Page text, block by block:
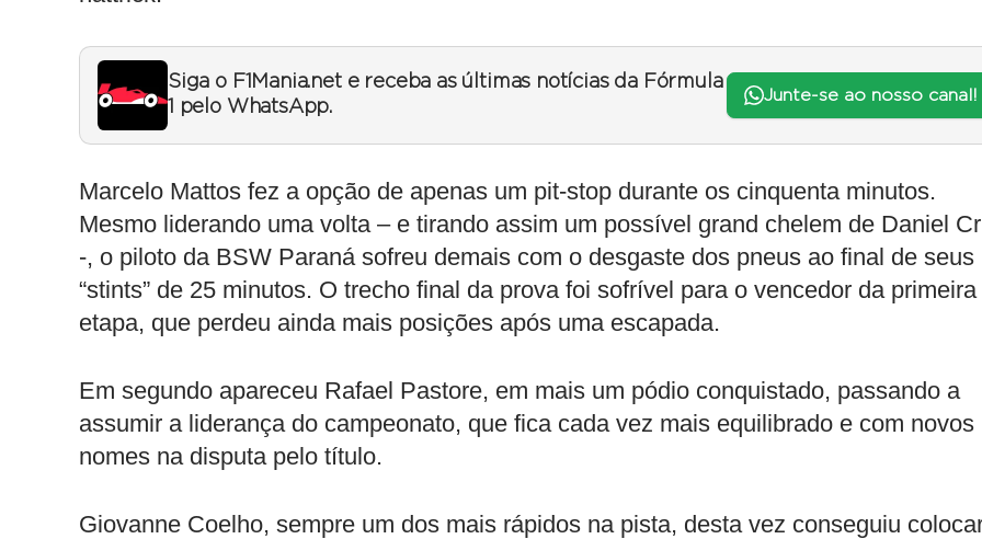
Siga o F1Mania.net e receba as últimas notícias da Fórmula
1 pelo WhatsApp.
Junte-se ao nosso canal!
Marcelo Mattos fez a opção de apenas um pit-stop durante os cinquenta minutos.
Mesmo liderando uma volta – e tirando assim um possível grand chelem de Daniel
-, o piloto da BSW Paraná sofreu demais com o desgaste dos pneus ao final de seus
“stints” de 25 minutos. O trecho final da prova foi sofrível para o vencedor da primeira
etapa, que perdeu ainda mais posições após uma escapada.
Em segundo apareceu Rafael Pastore, em mais um pódio conquistado, passando a
assumir a liderança do campeonato, que fica cada vez mais equilibrado e com novos
nomes na disputa pelo título.
Giovanne Coelho, sempre um dos mais rápidos na pista, desta vez conseguiu